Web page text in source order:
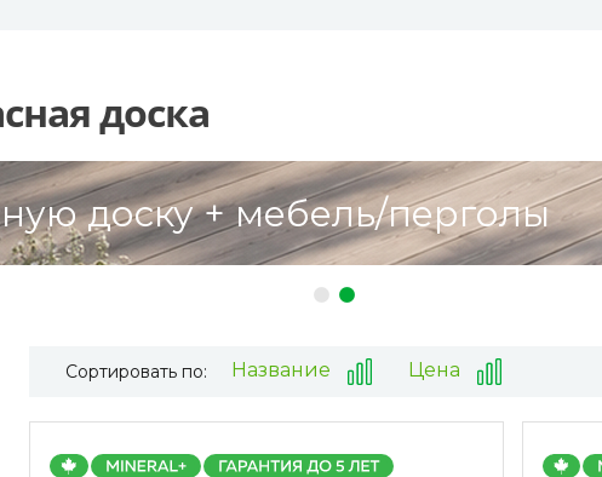
доска
доску + мебель/перголы
Сортировать по: Название Цена